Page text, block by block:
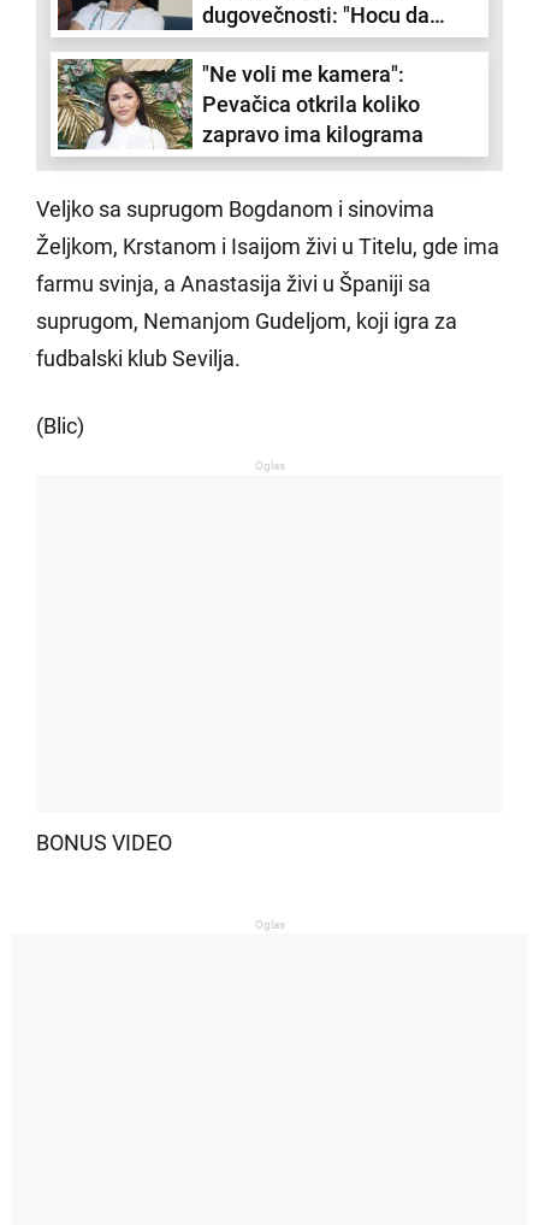
dugovečnosti: "Hocu da
radim i da budem korisna"
"Ne voli me kamera":
Pevačica otkrila koliko
zapravo ima kilograma
Veljko sa suprugom Bogdanom i sinovima
Željkom, Krstanom i Isaijom živi u Titelu, gde ima
farmu svinja, a Anastasija živi u Španiji sa
suprugom, Nemanjom Gudeljom, koji igra za
fudbalski klub Sevilja.
(Blic)
Oglas
BONUS VIDEO
Oglas